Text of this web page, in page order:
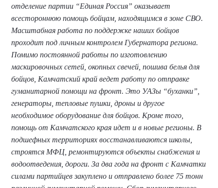
отделение партии “Единая Россия” оказывает
всестороннюю помощь бойцам, находящимся в зоне СВО.
Масштабная работа по поддержке наших бойцов
проходит под личным контролем Губернатора региона.
Помимо постоянной работы по изготовлению
маскировочных сетей, окопных свечей, пошива белья для
бойцов, Камчатский край ведет работу по отправке
гуманитарной помощи на фронт. Это УАЗы “буханки”,
генераторы, тепловые пушки, дроны и другое
необходимое оборудование для бойцов. Кроме того,
помощь от Камчатского края идет и в новые регионы. В
подшефных территориях восстанавливаются школы,
строятся МФЦ, ремонтируются объекты снабжения и
водоотведения, дороги. За два года на фронт с Камчатки
силами партийцев закуплено и отправлено более 75 тонн